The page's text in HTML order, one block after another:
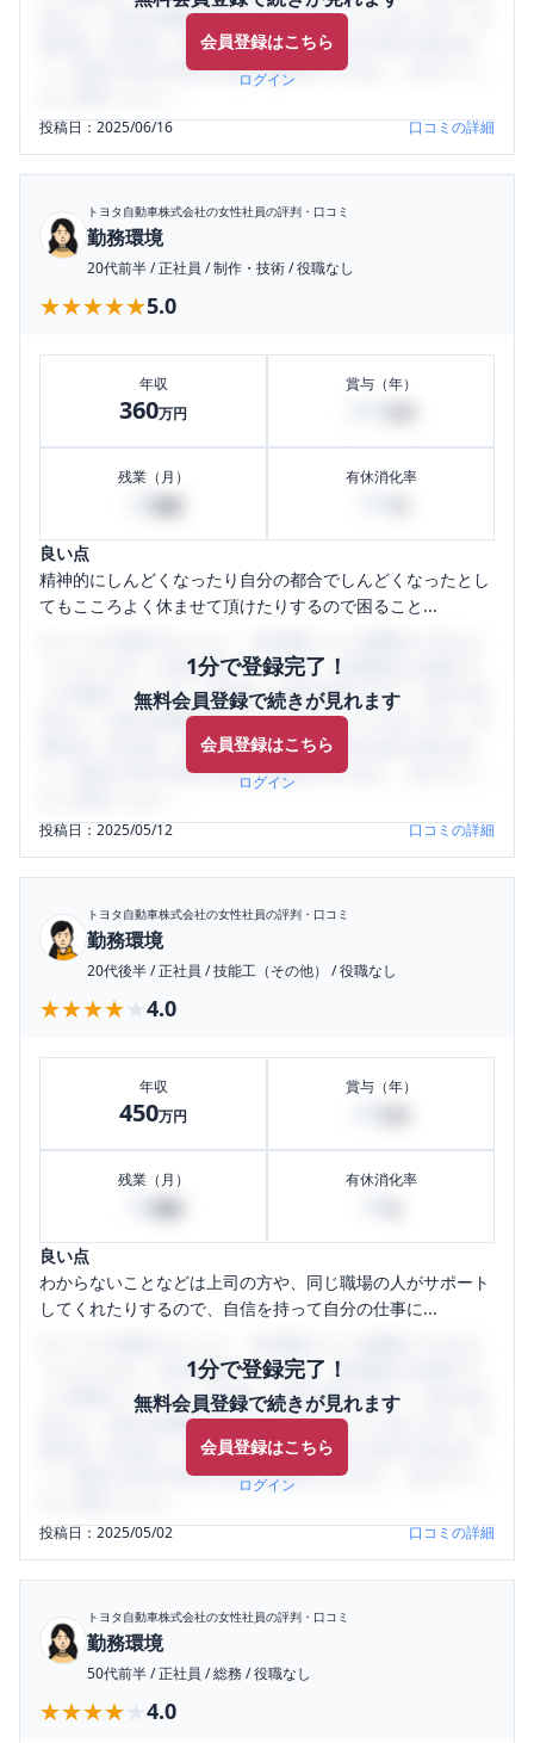
会員登録はこちら
ログイン
判など、女性の転職は気にすべき点がたくさんあります。先
輩社員（元社員）の口コミを通して、本当の会社の姿を知
り、将来の不安や現在の悩みを解消するために、ぜひサイト
投稿日：2025/06/16 口コミの詳細
トヨタ自動車株式会社の女性社員の評判・口コミ
勤務環境
20代前半/正社員 /制作・技術/役職なし
★★★★★
★★★★★5.0
年収
360万円
賞与（年）
残業（月） 有休消化率
良い点
精神的にしんどくなったり自分の都合でしんどくなったとし
てもこころよく休ませて頂けたりするので困ること...
1分で登録完了！
無料会員登録で続きが見れます
会員登録はこちら
ログイン
うになります。SHEHUB(シーハブ)は、女性限定の企業口コ
ミの投稿サイトです。給与面・女性の働きやすさ・会社の評
判など、女性の転職は気にすべき点がたくさんあります。先
輩社員（元社員）の口コミを通して、本当の会社の姿を知
り、将来の不安や現在の悩みを解消するために、ぜひサイト
投稿日：2025/05/12 口コミの詳細
トヨタ自動車株式会社の女性社員の評判・口コミ
勤務環境
20代後半/正社員 /技能工（その他） /役職なし
★★★★★
★★★★★ 4.0
年収
450万円
賞与（年）
残業（月） 有休消化率
良い点
わからないことなどは上司の方や、同じ職場の人がサポート
してくれたりするので、自信を持って自分の仕事に...
1分で登録完了！
無料会員登録で続きが見れます
会員登録はこちら
ログイン
うになります。SHEHUB(シーハブ)は、女性限定の企業口コ
ミの投稿サイトです。給与面・女性の働きやすさ・会社の評
判など、女性の転職は気にすべき点がたくさんあります。先
輩社員（元社員）の口コミを通して、本当の会社の姿を知
り、将来の不安や現在の悩みを解消するために、ぜひサイト
投稿日：2025/05/02 口コミの詳細
トヨタ自動車株式会社の女性社員の評判・口コミ
勤務環境
50代前半/正社員 /総務 /役職なし
★★★★★
★★★★★ 4.0